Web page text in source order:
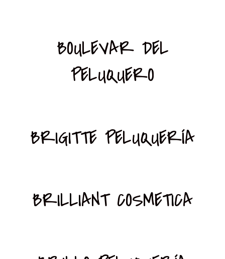
BOULEVAR DEL
PELUQUERO
BRIGITTE PELUQUERÍA
BRILLIANT COSMETICA